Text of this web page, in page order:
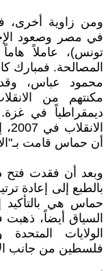
ومن زاوية أخرى،
في مصر وصعود
تونس)، عاملاً
المصالحة. فمبارك
محمود عباس، وقد
مكنتهم من
ديمقراطياً في
أن حماس قامت
وبعد أن فقدت فتح
بالطبع إلى إعادة
حماس هي بالتأكيد
السياق أيضاً،
الولايات
فلسطين من جانب